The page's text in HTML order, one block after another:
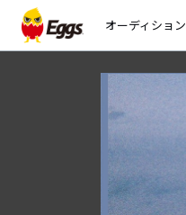
オーディション